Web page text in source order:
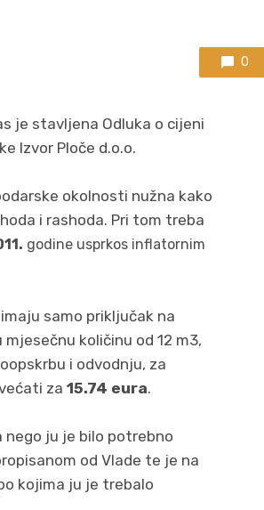
0
je stavljena Odluka o cijeni
Izvor Ploče d.o.o.
okolnosti nužna kako
i rashoda. Pri tom treba
godine usprkos inflatornim
samo priključak na
količinu od 12 m3,
i odvodnju, za
za 15.74 eura.
ju je bilo potrebno
od Vlade te je na
kojima ju je trebalo